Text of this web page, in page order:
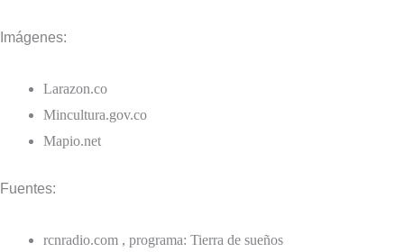
Imágenes:
Larazon.co
Mincultura.gov.co
Mapio.net
Fuentes:
rcnradio.com , programa: Tierra de sueños